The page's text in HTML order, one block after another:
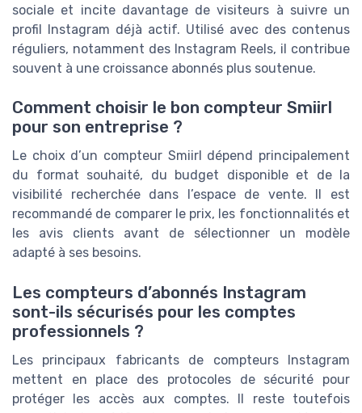
sociale et incite davantage de visiteurs à suivre un
profil Instagram déjà actif. Utilisé avec des contenus
réguliers, notamment des Instagram Reels, il contribue
souvent à une croissance abonnés plus soutenue.
Comment choisir le bon compteur Smiirl
pour son entreprise ?
Le choix d’un compteur Smiirl dépend principalement
du format souhaité, du budget disponible et de la
visibilité recherchée dans l’espace de vente. Il est
recommandé de comparer le prix, les fonctionnalités et
les avis clients avant de sélectionner un modèle
adapté à ses besoins.
Les compteurs d’abonnés Instagram
sont-ils sécurisés pour les comptes
professionnels ?
Les principaux fabricants de compteurs Instagram
mettent en place des protocoles de sécurité pour
protéger les accès aux comptes. Il reste toutefois